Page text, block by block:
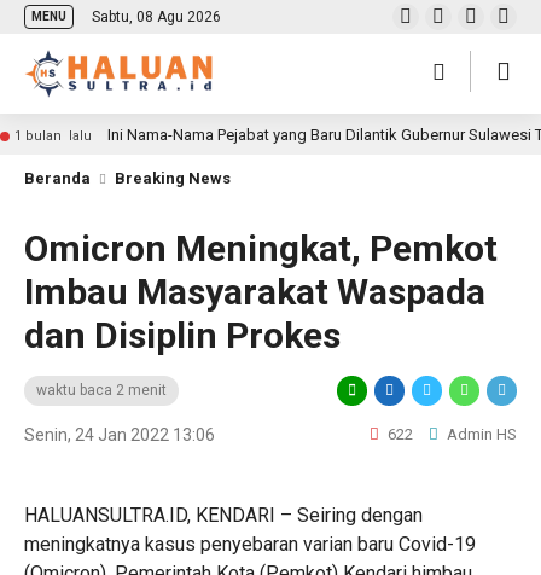
MENU Sabtu, 08 Agu 2026
1 bulan lalu Ini Nama-Nama Pejabat yang Baru Dilantik Gubernur Sulawesi
Beranda Breaking News
Omicron Meningkat, Pemkot
Imbau Masyarakat Waspada
dan Disiplin Prokes
waktu baca 2 menit
Senin, 24 Jan 2022 13:06 622 Admin HS
HALUANSULTRA.ID, KENDARI – Seiring dengan
meningkatnya kasus penyebaran varian baru Covid-19